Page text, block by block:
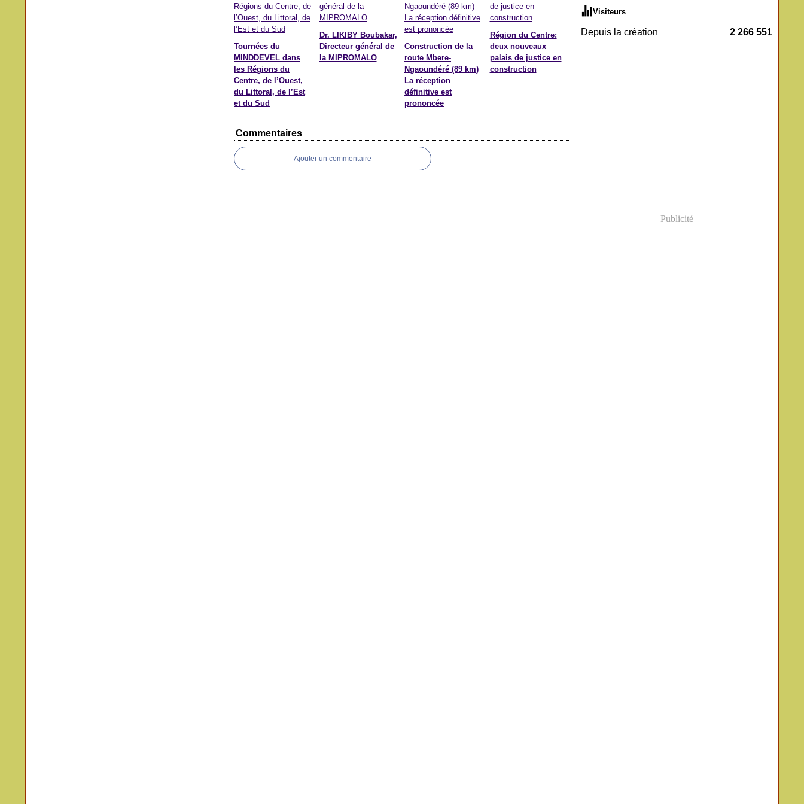
Tournées du
MINDDEVEL dans
les Régions du
Centre, de l’Ouest,
du Littoral, de l’Est
et du Sud
Dr. LIKIBY Boubakar,
Directeur général de
la MIPROMALO
Construction de la
route Mbere-
Ngaoundéré (89 km)
La réception
définitive est
prononcée
Région du Centre:
deux nouveaux
palais de justice en
construction
Commentaires
Ajouter un commentaire
Visiteurs
Depuis la création 2 266 551
Publicité